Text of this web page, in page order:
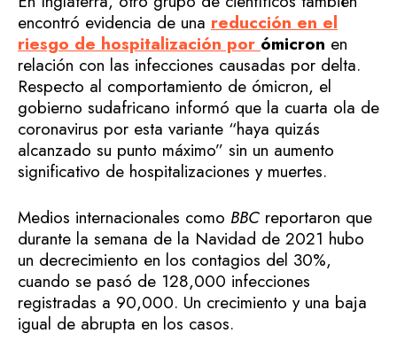
encontró evidencia de una reducción en el
riesgo de hospitalización por ómicron en
relación con las infecciones causadas por delta.
Respecto al comportamiento de ómicron, el
gobierno sudafricano informó que la cuarta ola de
coronavirus por esta variante “haya quizás
alcanzado su punto máximo” sin un aumento
significativo de hospitalizaciones y muertes.
Medios internacionales como BBC reportaron que
durante la semana de la Navidad de 2021 hubo
un decrecimiento en los contagios del 30%,
cuando se pasó de 128,000 infecciones
registradas a 90,000. Un crecimiento y una baja
igual de abrupta en los casos.